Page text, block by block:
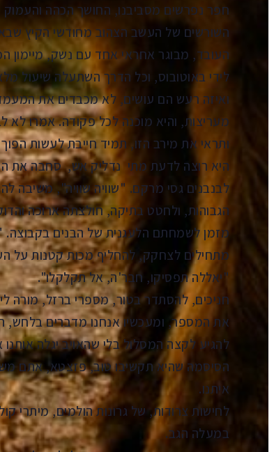
חפר נפרשים מסביבנו, החושך הכהה והעמוק
העובד, מבוגר אחראי אחד עם נשק, מיימון
לידי באוטובוס, וכל הדרך השתעלה שיעול
ואיזה רעש הם עושים, לא מכבדים את
מעריצות, והיא מוכנה לכל פקודה. אמרו
ותראי את מירב הזו, תמיד חייבת לעשות
היא רוצה לדעת מתי נדליק אש, סחבה את
לבנבנים גסי מרקם. "שוויה שוויה", משיבה
הגבוהות, ולחטט בתיקה, חולצתה ארוכה
מזמן לשמחתם הלעגנית של הבנים בקבוצה.
מתחילים לצחקק, להחליף מכות קטנות על
"יאללה תפסיקו, חבר'ה, אל תקלקלו".
חניכים, להסתדר בטור, מספרי ברזל, מורה
את המספר, ומעכשיו אנחנו מדברים בלחש,
להגיע לקצה המסלול בלי שהאויב יגלה
הסיסמה שהיא תקשיבו טוב, פזצטא, אתם
איתנו.
לחישות צרודות, של גרונות הולמים, מיתרי
במעלה הגב.